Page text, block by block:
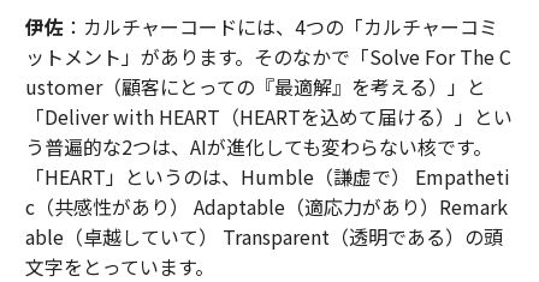
伊佐：カルチャーコードには、4つの「カルチャーコミ
ットメント」があります。そのなかで「Solve For The C
ustomer（顧客にとっての『最適解』を考える）」と
「Deliver with HEART（HEARTを込めて届ける）」とい
う普遍的な2つは、AIが進化しても変わらない核です。
「HEART」というのは、Humble（謙虚で） Empatheti
c（共感性があり） Adaptable（適応力があり）Remark
able（卓越していて） Transparent（透明である）の頭
文字をとっています。